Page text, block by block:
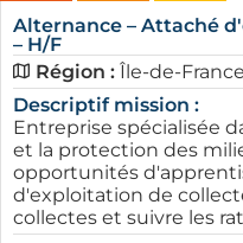
Alternance – Attaché
– H/F
Région : Île-de-France
Descriptif mission :
Entreprise spécialisée
et la protection des
opportunités
d'exploitation de
collectes et suivre les